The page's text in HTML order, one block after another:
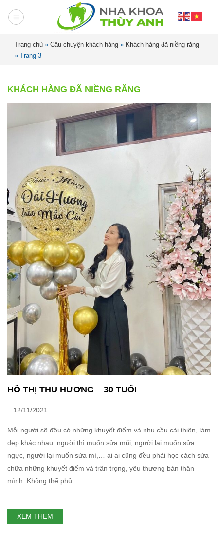
Trang chủ » Câu chuyện khách hàng » Khách hàng đã niềng răng
» Trang 3
KHÁCH HÀNG ĐÃ NIỀNG RĂNG
HỒ THỊ THU HƯƠNG – 30 TUỔI
12/11/2021
Mỗi người sẽ đều có những khuyết điểm và nhu cầu cải thiện, làm
đẹp khác nhau, người thì muốn sửa mũi, người lại muốn sửa
ngực, người lại muốn sửa mí,… ai ai cũng đều phải học cách sửa
chữa những khuyết điểm và trân trọng, yêu thương bản thân
mình. Không thể phủ
XEM THÊM